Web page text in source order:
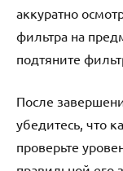
аккуратно
фильтра на
подтяните
После
убедитесь, что
проверьте